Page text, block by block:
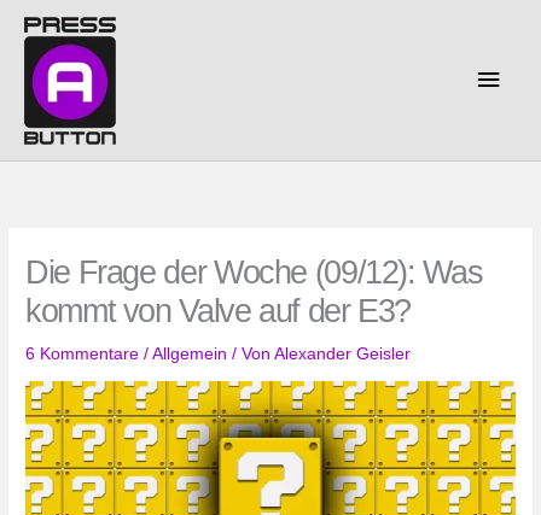
Inhalt
springen
Die Frage der Woche (09/12): Was
kommt von Valve auf der E3?
6 Kommentare /Allgemein / VonAlexander Geisler